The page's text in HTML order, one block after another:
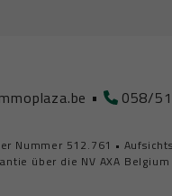
• 058/
Nummer 512.761 •
über die NV AXA